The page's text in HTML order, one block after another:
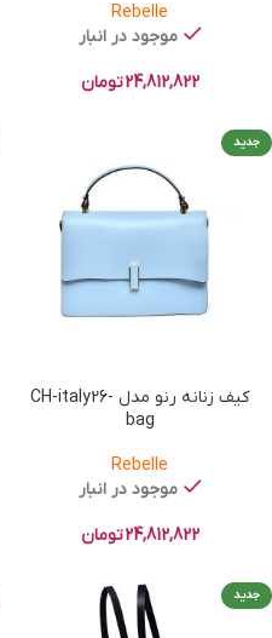
Rebelle
موجود در انبار
24,812,822تومان
جدید
کیف زنانه رنو مدل CH-italy26-
bag
Rebelle
موجود در انبار
24,812,822تومان
جدید